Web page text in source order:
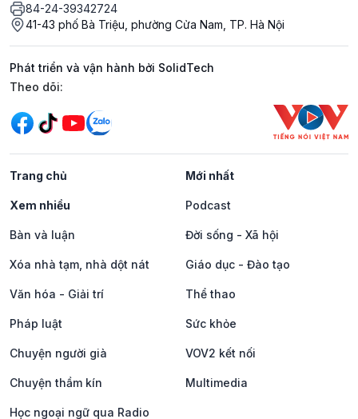
84-24-39342724
41-43 phố Bà Triệu, phường Cửa Nam, TP. Hà Nội
Phát triển và vận hành bởi SolidTech
Mạng xã hội
Theo dõi:
Trang chủ Mới nhất
Xem nhiều Podcast
Bàn và luận Đời sống - Xã hội
Xóa nhà tạm, nhà dột nát Giáo dục - Đào tạo
Văn hóa - Giải trí Thể thao
Pháp luật Sức khỏe
Chuyện người già VOV2 kết nối
Chuyện thầm kín Multimedia
Học ngoại ngữ qua Radio